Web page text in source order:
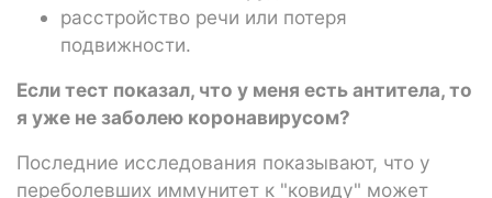
расстройство речи или потеря
подвижности.
Если тест показал, что у меня есть антитела, то
я уже не заболею коронавирусом?
Последние исследования показывают, что у
переболевших иммунитет к "ковиду" может